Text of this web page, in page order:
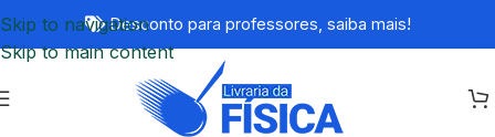
Skip to navigation
Skip to main content
Desconto para professores, saiba mais!